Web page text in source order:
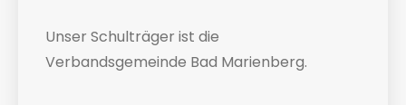
Unser Schulträger ist die
Verbandsgemeinde Bad Marienberg.